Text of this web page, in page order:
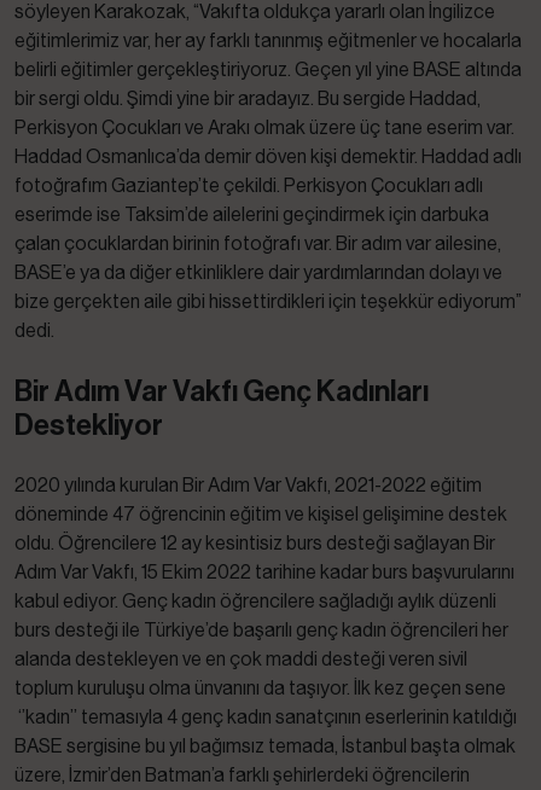
söyleyen Karakozak, “Vakıfta oldukça yararlı olan İngilizce
eğitimlerimiz var, her ay farklı tanınmış eğitmenler ve hocalarla
belirli eğitimler gerçekleştiriyoruz. Geçen yıl yine BASE altında
bir sergi oldu. Şimdi yine bir aradayız. Bu sergide Haddad,
Perkisyon Çocukları ve Arakı olmak üzere üç tane eserim var.
Haddad Osmanlıca’da demir döven kişi demektir. Haddad adlı
fotoğrafım Gaziantep’te çekildi. Perkisyon Çocukları adlı
eserimde ise Taksim’de ailelerini geçindirmek için darbuka
çalan çocuklardan birinin fotoğrafı var. Bir adım var ailesine,
BASE’e ya da diğer etkinliklere dair yardımlarından dolayı ve
bize gerçekten aile gibi hissettirdikleri için teşekkür ediyorum”
dedi.
Bir Adım Var Vakfı Genç Kadınları
Destekliyor
2020 yılında kurulan Bir Adım Var Vakfı, 2021-2022 eğitim
döneminde 47 öğrencinin eğitim ve kişisel gelişimine destek
oldu. Öğrencilere 12 ay kesintisiz burs desteği sağlayan Bir
Adım Var Vakfı, 15 Ekim 2022 tarihine kadar burs başvurularını
kabul ediyor. Genç kadın öğrencilere sağladığı aylık düzenli
burs desteği ile Türkiye’de başarılı genç kadın öğrencileri her
alanda destekleyen ve en çok maddi desteği veren sivil
toplum kuruluşu olma ünvanını da taşıyor. İlk kez geçen sene
‘’kadın’’ temasıyla 4 genç kadın sanatçının eserlerinin katıldığı
BASE sergisine bu yıl bağımsız temada, İstanbul başta olmak
üzere, İzmir’den Batman’a farklı şehirlerdeki öğrencilerin